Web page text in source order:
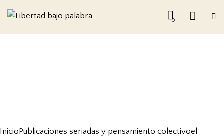
0
InicioPublicaciones seriadas y pensamiento colectivoel